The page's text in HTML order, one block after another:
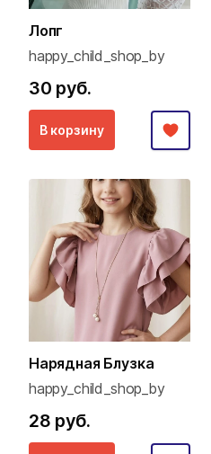
Лопг
happy_child_shop_by
30 руб.
В корзину
Нарядная Блузка
happy_child_shop_by
28 руб.